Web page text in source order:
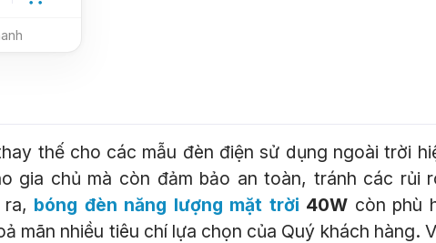
thế cho các mẫu đèn điện sử dụng ngoài trời
gia chủ mà còn đảm bảo an toàn, tránh các rủi
bóng đèn năng lượng mặt trời 40W còn phù
mãn nhiều tiêu chí lựa chọn của Quý khách hàng.